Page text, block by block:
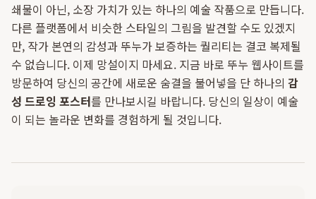
쇄물이 아닌, 소장 가치가 있는 하나의 예술 작품으로 만듭니다.
다른 플랫폼에서 비슷한 스타일의 그림을 발견할 수도 있겠지
만, 작가 본연의 감성과 뚜누가 보증하는 퀄리티는 결코 복제될
수 없습니다. 이제 망설이지 마세요. 지금 바로 뚜누 웹사이트를
방문하여 당신의 공간에 새로운 숨결을 불어넣을 단 하나의 감
성 드로잉 포스터를 만나보시길 바랍니다. 당신의 일상이 예술
이 되는 놀라운 변화를 경험하게 될 것입니다.